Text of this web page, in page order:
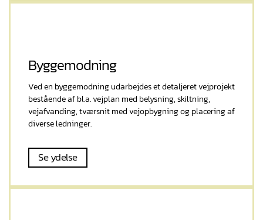
Byggemodning
Ved en byggemodning udarbejdes et detaljeret vejprojekt
bestående af bl.a. vejplan med belysning, skiltning,
vejafvanding, tværsnit med vejopbygning og placering af
diverse ledninger.
Se ydelse